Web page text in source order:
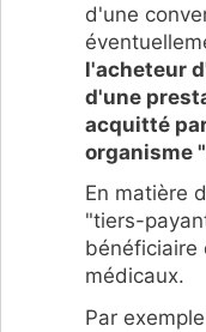
d'une
l'acheteur
d'une
acquitté
organisme
En matière
"tiers-
bénéficiaire
médicaux.
Par exemple